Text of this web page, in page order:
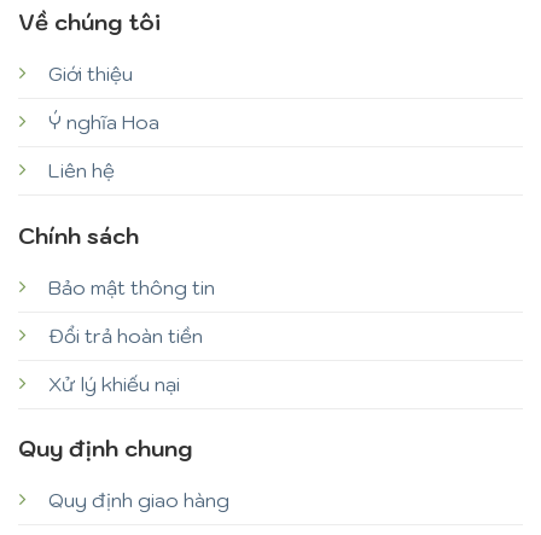
Về chúng tôi
Giới thiệu
Ý nghĩa Hoa
Liên hệ
Chính sách
Bảo mật thông tin
Đổi trả hoàn tiền
Xử lý khiếu nại
Quy định chung
Quy định giao hàng